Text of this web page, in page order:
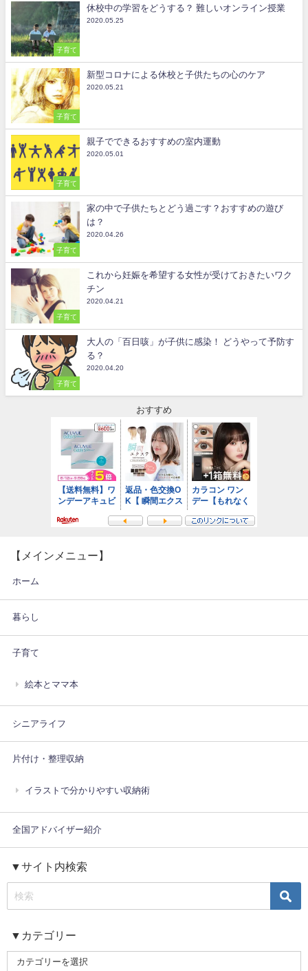
子育て
休校中の学習をどうする？ 難しいオンライン授業
2020.05.25
子育て
新型コロナによる休校と子供たちの心のケア
2020.05.21
子育て
親子でできるおすすめの室内運動
2020.05.01
子育て
家の中で子供たちとどう過ごす？おすすめの遊び
は？
2020.04.26
子育て
これから妊娠を希望する女性が受けておきたいワク
チン
2020.04.21
子育て
大人の「百日咳」が子供に感染！ どうやって予防す
る？
2020.04.20
おすすめ
【メインメニュー】
ホーム
暮らし
子育て
絵本とママ本
シニアライフ
片付け・整理収納
イラストで分かりやすい収納術
全国アドバイザー紹介
▼サイト内検索
▼カテゴリー